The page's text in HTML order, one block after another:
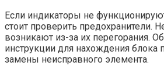
Если индикаторы не
стоит проверить предохранители.
возникают из-за их перегорания.
инструкции для нахождения блока
замены неисправного элемента.